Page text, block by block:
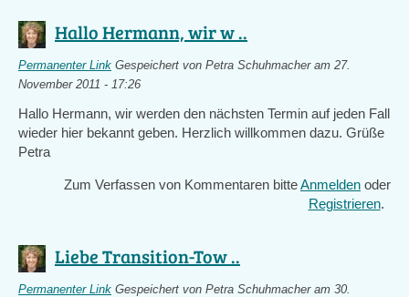
Hallo Hermann, wir w ..
Permanenter Link Gespeichert von Petra Schuhmacheram 27.
November 2011 - 17:26
Hallo Hermann, wir werden den nächsten Termin auf jeden Fall
wieder hier bekannt geben. Herzlich willkommen dazu. Grüße
Petra
Zum Verfassen von Kommentaren bitteAnmelden oder
Registrieren.
Liebe Transition-Tow ..
Permanenter Link Gespeichert von Petra Schuhmacheram 30.